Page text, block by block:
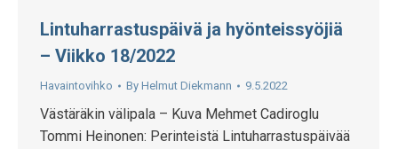
Lintuharrastuspäivä ja hyönteissyöjiä
– Viikko 18/2022
Havaintovihko By Helmut Diekmann 9.5.2022
Västäräkin välipala – Kuva Mehmet Cadiroglu
Tommi Heinonen: Perinteistä Lintuharrastuspäivää